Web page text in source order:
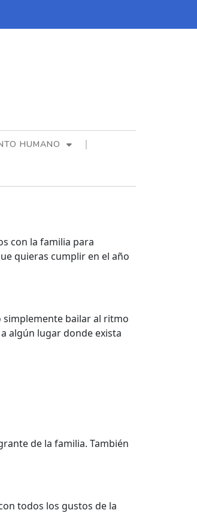
HUMANO
con la familia para
quieras cumplir en el año
simplemente bailar al ritmo
algún lugar donde exista
de la familia. También
todos los gustos de la